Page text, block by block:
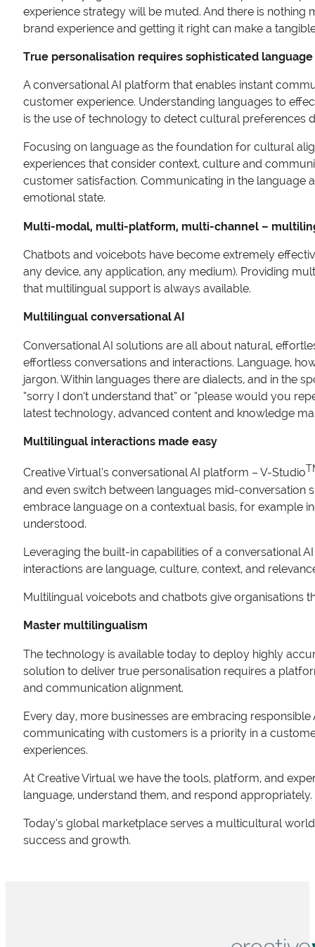
experience strategy will be muted. And there is
brand experience and getting it right can make a
True personalisation requires sophisticated
A conversational AI platform that enables instant
customer experience. Understanding languages to
is the use of technology to detect cultural preferences
Focusing on language as the foundation for cultural
experiences that consider context, culture and
customer satisfaction. Communicating in the language
emotional state.
Multi-modal, multi-platform, multi-channel –
Chatbots and voicebots have become extremely
any device, any application, any medium). Providing
that multilingual support is always available.
Multilingual conversational AI
Conversational AI solutions are all about natural,
effortless conversations and interactions. Language,
jargon. Within languages there are dialects, and in the
“sorry I don’t understand that” or “please would you
latest technology, advanced content and knowledge
Multilingual interactions made easy
Creative Virtual’s conversational AI platform – V-Studio
and even switch between languages mid-conversation
embrace language on a contextual basis, for example
understood.
Leveraging the built-in capabilities of a conversational
interactions are language, culture, context, and
Multilingual voicebots and chatbots give organisations
Master multilingualism
The technology is available today to deploy highly
solution to deliver true personalisation requires a
and communication alignment.
Every day, more businesses are embracing
communicating with customers is a priority in a
experiences.
At Creative Virtual we have the tools, platform, and
language, understand them, and respond appropriately.
Today’s global marketplace serves a multicultural
success and growth.